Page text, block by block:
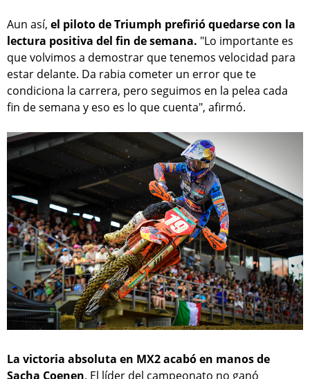
Aun así, el piloto de Triumph prefirió quedarse con la
lectura positiva del fin de semana. "Lo importante es
que volvimos a demostrar que tenemos velocidad para
estar delante. Da rabia cometer un error que te
condiciona la carrera, pero seguimos en la pelea cada
fin de semana y eso es lo que cuenta", afirmó.
La victoria absoluta en MX2 acabó en manos de
Sacha Coenen. El líder del campeonato no ganó